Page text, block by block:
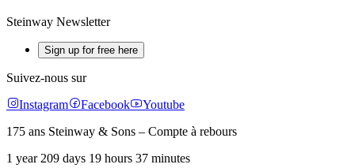
Steinway Newsletter
Sign up for free here
Suivez-nous sur
Instagram
Facebook
Youtube
175 ans Steinway & Sons – Compte à rebours
1 year 209 days 19 hours 37 minutes